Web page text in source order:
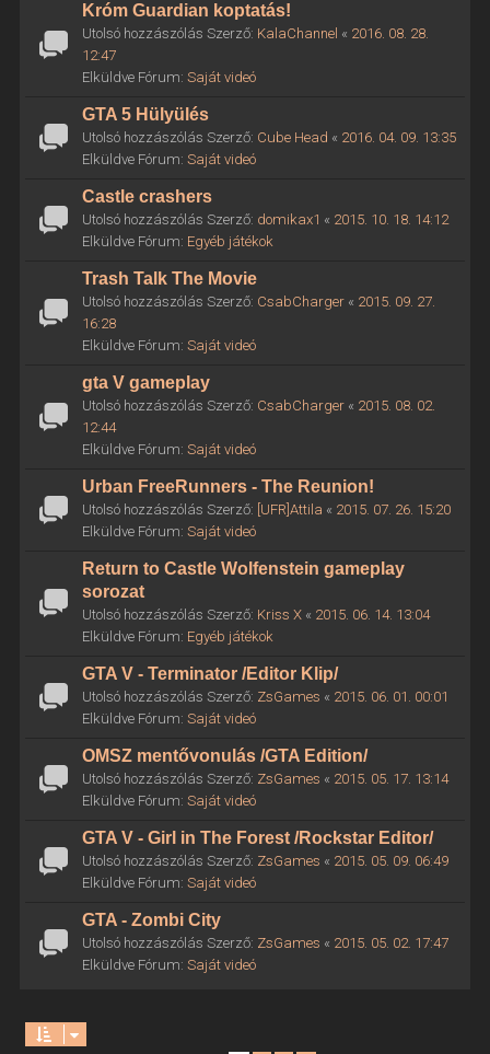
Króm Guardian koptatás!
Utolsó hozzászólás Szerző: KalaChannel « 2016. 08. 28.
12:47
Elküldve Fórum: Saját videó
GTA 5 Hülyülés
Utolsó hozzászólás Szerző: Cube Head « 2016. 04. 09. 13:35
Elküldve Fórum: Saját videó
Castle crashers
Utolsó hozzászólás Szerző: domikax1 « 2015. 10. 18. 14:12
Elküldve Fórum: Egyéb játékok
Trash Talk The Movie
Utolsó hozzászólás Szerző: CsabCharger« 2015. 09. 27.
16:28
Elküldve Fórum: Saját videó
gta V gameplay
Utolsó hozzászólás Szerző: CsabCharger« 2015. 08. 02.
12:44
Elküldve Fórum: Saját videó
Urban FreeRunners - The Reunion!
Utolsó hozzászólás Szerző: [UFR]Attila « 2015. 07. 26. 15:20
Elküldve Fórum: Saját videó
Return to Castle Wolfenstein gameplay
sorozat
Utolsó hozzászólás Szerző: Kriss X« 2015. 06. 14. 13:04
Elküldve Fórum: Egyéb játékok
GTA V - Terminator /Editor Klip/
Utolsó hozzászólás Szerző: ZsGames « 2015. 06. 01. 00:01
Elküldve Fórum: Saját videó
OMSZ mentővonulás /GTA Edition/
Utolsó hozzászólás Szerző: ZsGames « 2015. 05. 17. 13:14
Elküldve Fórum: Saját videó
GTA V - Girl in The Forest /Rockstar Editor/
Utolsó hozzászólás Szerző: ZsGames « 2015. 05. 09. 06:49
Elküldve Fórum: Saját videó
GTA - Zombi City
Utolsó hozzászólás Szerző: ZsGames « 2015. 05. 02. 17:47
Elküldve Fórum: Saját videó